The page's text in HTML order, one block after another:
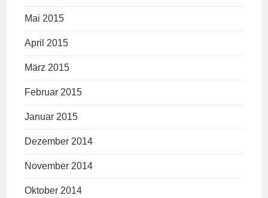
Mai 2015
April 2015
März 2015
Februar 2015
Januar 2015
Dezember 2014
November 2014
Oktober 2014